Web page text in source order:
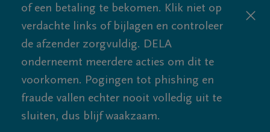
of een betaling te bekomen. Klik niet op
verdachte links of bijlagen en controleer
de afzender zorgvuldig. DELA
onderneemt meerdere acties om dit te
voorkomen. Pogingen tot phishing en
fraude vallen echter nooit volledig uit te
sluiten, dus blijf waakzaam.